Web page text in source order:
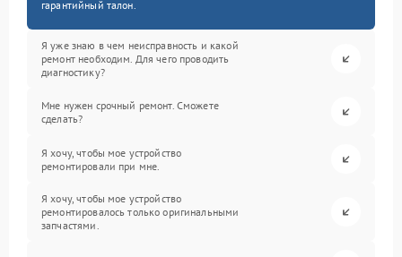
гарантийный талон.
Я уже знаю в чем неисправность и какой
ремонт необходим. Для чего проводить
диагностику?
Мне нужен срочный ремонт. Сможете
сделать?
Я хочу, чтобы мое устройство
ремонтировали при мне.
Я хочу, чтобы мое устройство
ремонтировалось только оригинальными
запчастями.